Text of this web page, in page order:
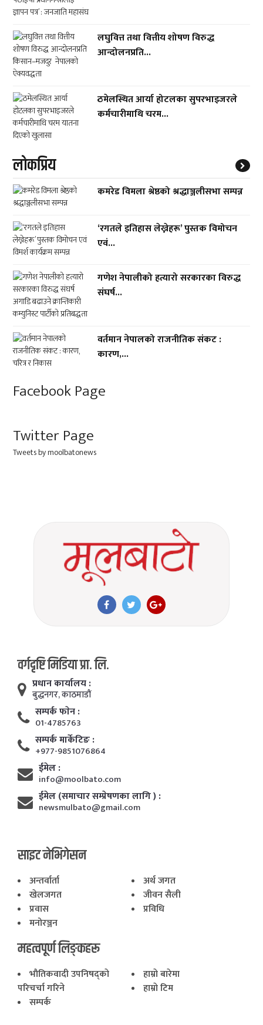
लघुवित्त तथा वित्तीय शोषण विरुद्ध
आन्दोलनप्रति...
ठमेलस्थित आर्या होटलका सुपरभाइजरले
कर्मचारीमाथि चरम...
लाेकप्रिय
कमरेड विमला श्रेष्ठको श्रद्धाञ्जलीसभा सम्पन्न
‘रगतले इतिहास लेख्नेहरू’ पुस्तक विमोचन
एवं...
गणेश नेपालीको हत्यारो सरकारका विरुद्ध
संघर्ष...
वर्तमान नेपालको राजनीतिक संकट :
कारण,...
Facebook Page
Twitter Page
Tweets by moolbatonews
वर्गदृष्टि मिडिया प्रा. लि.
प्रधान कार्यालय :
बुद्धनगर, काठमाडाैं
सम्पर्क फाेन :
01-4785763
सम्पर्क मार्केटिङ :
+977-9851076864
ईमेल :
info@moolbato.com
ईमेल (समाचार सम्प्रेषणका लागि ) :
newsmulbato@gmail.com
साइट नेभिगेसन
अन्तर्वार्ता
अर्थ जगत
खेलजगत
जीवन सैली
प्रवास
प्रविधि
मनोरञ्जन
महत्वपूर्ण लिङ्कहरू
भाैतिकवादी उपनिषद्काे
परिचर्चा गरिने
हाम्राे बारेमा
हाम्राे टिम
सम्पर्क